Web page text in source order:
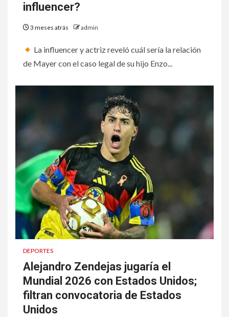
influencer?
3 meses atrás admin
La influencer y actriz reveló cuál sería la relación
de Mayer con el caso legal de su hijo Enzo...
DEPORTES
Alejandro Zendejas jugaría el
Mundial 2026 con Estados Unidos;
filtran convocatoria de Estados
Unidos